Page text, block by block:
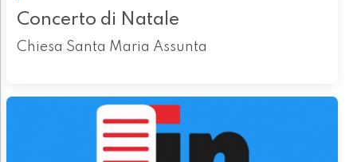
Concerto di Natale
Chiesa Santa Maria Assunta